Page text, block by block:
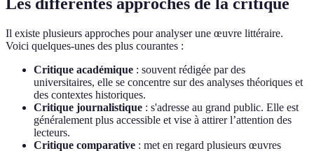
Les différentes approches de la critique
Il existe plusieurs approches pour analyser une œuvre littéraire.
Voici quelques-unes des plus courantes :
Critique académique : souvent rédigée par des
universitaires, elle se concentre sur des analyses théoriques et
des contextes historiques.
Critique journalistique : s'adresse au grand public. Elle est
généralement plus accessible et vise à attirer l’attention des
lecteurs.
Critique comparative : met en regard plusieurs œuvres